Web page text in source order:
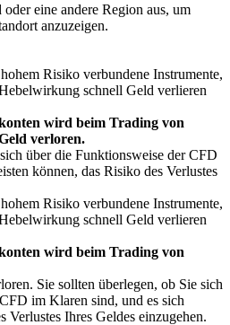
eine andere Region aus, um
anzuzeigen.
Risiko verbundene Instrumente,
schnell Geld verlieren
wird beim Trading von
verloren.
über die Funktionsweise der CFD
können, das Risiko des Verlustes
Risiko verbundene Instrumente,
schnell Geld verlieren
wird beim Trading von
Sie sollten überlegen, ob Sie sich
im Klaren sind, und es sich
Verlustes Ihres Geldes einzugehen.